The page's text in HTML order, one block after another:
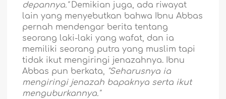
depannya."Demikian juga, ada riwayat
lain yang menyebutkan bahwa Ibnu Abbas
pernah mendengar berita tentang
seorang laki-laki yang wafat, dan ia
memiliki seorang putra yang muslim tapi
tidak ikut mengiringi jenazahnya. Ibnu
Abbas pun berkata, "Seharusnya ia
mengiringi jenazah bapaknya serta ikut
menguburkannya."